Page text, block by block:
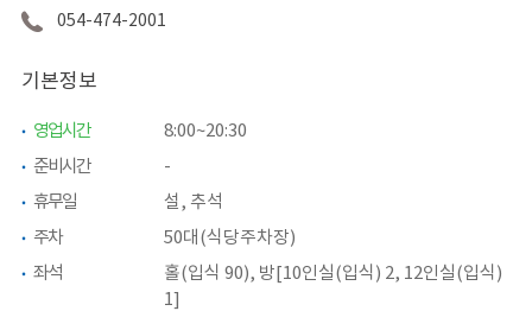
054-474-2001
기본정보
영업시간
8:00~20:30
준비시간
-
휴무일
설, 추석
주차
50대(식당주차장)
좌석
홀(입식 90), 방[10인실(입식) 2, 12인실(입식)
1]